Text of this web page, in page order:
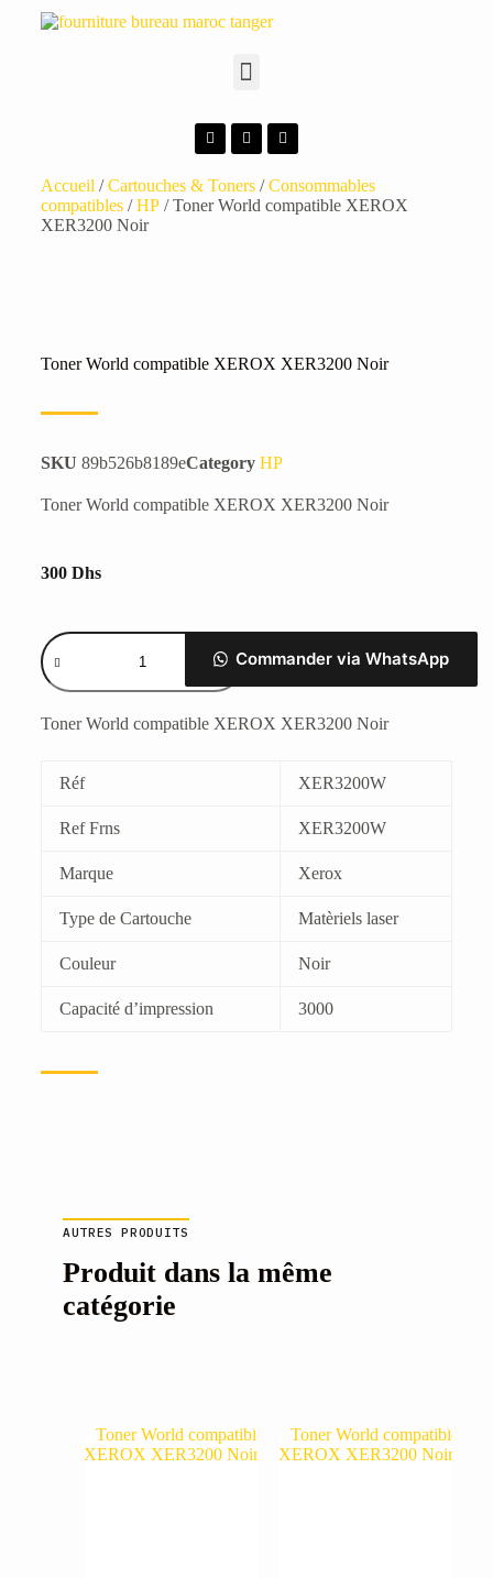
Accueil /Cartouches & Toners/Consommables
compatibles/HP/ Toner World compatible XEROX
XER3200 Noir
Toner World compatible XEROX XER3200 Noir
SKU 89b526b8189eCategory HP
Toner World compatible XEROX XER3200 Noir
300 Dhs
Commander via WhatsApp
Toner World compatible XEROX XER3200 Noir
Réf XER3200W
Ref Frns XER3200W
Marque Xerox
Type de Cartouche Matèriels laser
Couleur Noir
Capacité d’impression 3000
AUTRES PRODUITS
Produit dans la même
catégorie